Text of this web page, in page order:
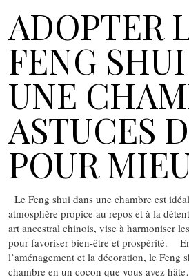
ADOPTER
FENG
UNE
ASTUCES
POUR
Le Feng shui dans une chambre est
atmosphère propice au repos et à la
art ancestral chinois, vise à harmoniser
pour favoriser bien-être et prospérité.
l’aménagement et la décoration, le Feng
chambre en un cocon que vous avez